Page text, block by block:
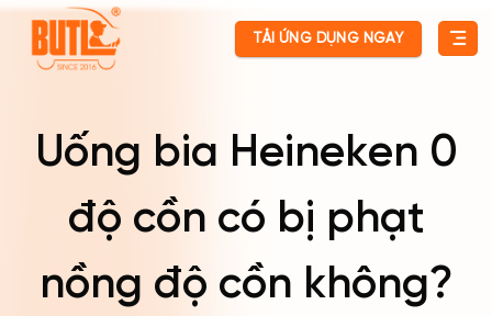
Skip
content
TẢI ỨNG DỤNG NGAY
Uống bia Heineken 0
độ cồn có bị phạt
nồng độ cồn không?